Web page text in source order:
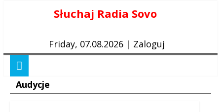
Słuchaj Radia Sovo
Friday, 07.08.2026 | Zaloguj
Audycje